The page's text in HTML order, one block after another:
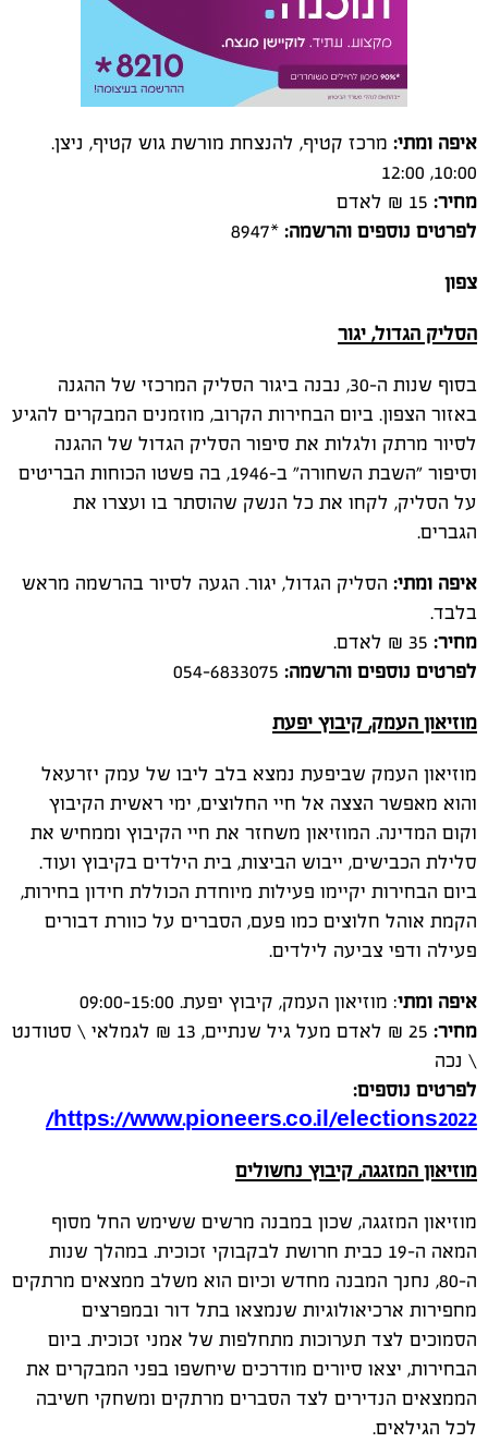
איפה ומתי: מרכז קטיף, להנצחת מורשת גוש קטיף, ניצן.
10:00, 12:00
מחיר: 15 ₪ לאדם
לפרטים נוספים והרשמה: *8947
צפון
הסליק הגדול, יגור
בסוף שנות ה-30, נבנה ביגור הסליק המרכזי של ההגנה
באזור הצפון. ביום הבחירות הקרוב, מוזמנים המבקרים להגיע
לסיור מרתק ולגלות את סיפור הסליק הגדול של ההגנה
וסיפור "השבת השחורה" ב-1946, בה פשטו הכוחות הבריטים
על הסליק, לקחו את כל הנשק שהוסתר בו ועצרו את
הגברים.
איפה ומתי: הסליק הגדול, יגור. הגעה לסיור בהרשמה מראש
בלבד.
מחיר: 35 ₪ לאדם.
לפרטים נוספים והרשמה: 054-6833075
מוזיאון העמק, קיבוץ יפעת
מוזיאון העמק שביפעת נמצא בלב ליבו של עמק יזרעאל
והוא מאפשר הצצה אל חיי החלוצים, ימי ראשית הקיבוץ
וקום המדינה. המוזיאון משחזר את חיי הקיבוץ וממחיש את
סלילת הכבישים, ייבוש הביצות, בית הילדים בקיבוץ ועוד.
ביום הבחירות יקיימו פעילות מיוחדת הכוללת חידון בחירות,
הקמת אוהל חלוצים כמו פעם, הסברים על כוורת דבורים
פעילה ודפי צביעה לילדים.
איפה ומתי: מוזיאון העמק, קיבוץ יפעת. 09:00-15:00
מחיר:
25 ₪ לאדם מעל גיל שנתיים, 13 ₪ לגמלאי \ סטודנט
\ נכה
לפרטים נוספים:
https://www.pioneers.co.il/elections2022
/
מוזיאון המזגגה, קיבוץ נחשולים
מוזיאון המזגגה, שכון במבנה מרשים ששימש החל מסוף
המאה ה-19 כבית חרושת לבקבוקי זכוכית. במהלך שנות
ה-80, נחנך המבנה מחדש וכיום הוא משלב ממצאים מרתקים
מחפירות ארכיאולוגיות שנמצאו בתל דור ובמפרצים
הסמוכים לצד תערוכות מתחלפות של אמני זכוכית. ביום
הבחירות, יצאו סיורים מודרכים שיחשפו בפני המבקרים את
הממצאים הנדירים לצד הסברים מרתקים ומשחקי חשיבה
לכל הגילאים.